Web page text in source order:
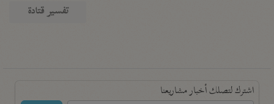
تفسير قتادة
اشترك لتصلك أخبار مشاريعنا